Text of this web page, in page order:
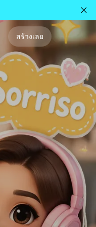
สร้างเลย